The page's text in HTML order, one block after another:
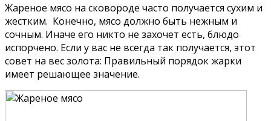
Жареное мясо на сковороде часто получается сухим и
жестким. Конечно, мясо должно быть нежным и
сочным. Иначе его никто не захочет есть, блюдо
испорчено. Если у вас не всегда так получается, этот
совет на вес золота: Правильный порядок жарки
имеет решающее значение.